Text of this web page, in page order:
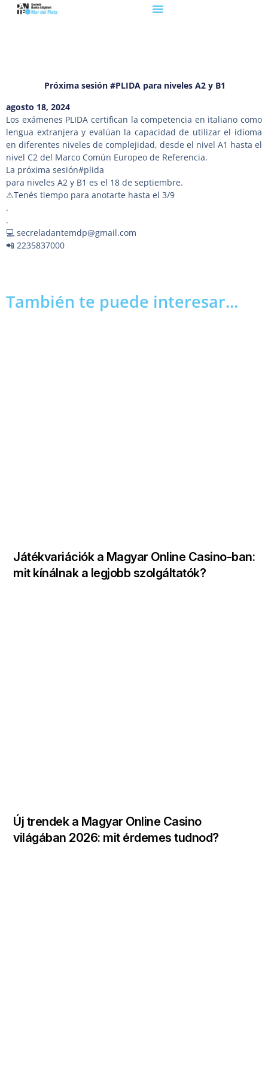
Próxima sesión #PLIDA para niveles A2 y B1
agosto 18, 2024
Los exámenes PLIDA certifican la competencia en italiano como
lengua extranjera y evalúan la capacidad de utilizar el idioma
en diferentes niveles de complejidad, desde el nivel A1 hasta el
nivel C2 del Marco Común Europeo de Referencia.
La próxima sesión#plida
para niveles A2 y B1 es el 18 de septiembre.
⚠Tenés tiempo para anotarte hasta el 3/9
.
.
💻 secreladantemdp@gmail.com
📲 2235837000
También te puede interesar...
Játékvariációk a Magyar Online Casino-ban:
mit kínálnak a legjobb szolgáltatók?
Új trendek a Magyar Online Casino
világában 2026: mit érdemes tudnod?